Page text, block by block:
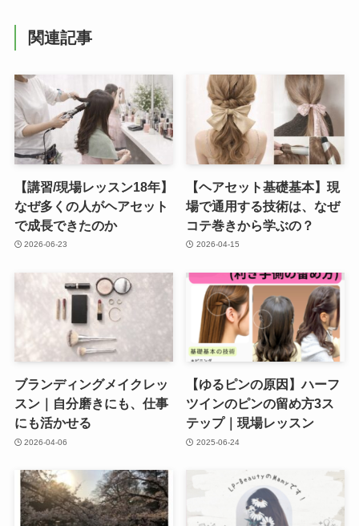
関連記事
【講習/現場レッスン18年】
なぜ多くの人がヘアセット
で成長できたのか
2026-06-23
【ヘアセット基礎基本】現
場で通用する技術は、なぜ
コテ巻きから学ぶの？
2026-04-15
ブランディングメイクレッ
スン｜自分磨きにも、仕事
にも活かせる
2026-04-06
【ゆるピンの原因】ハーフ
ツインのピンの留め方3ス
テップ｜現場レッスン
2025-06-24